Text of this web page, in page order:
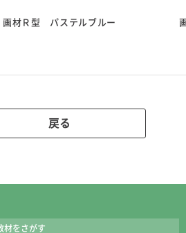
画材Ｒ型 パステルブルー
戻る
材をさがす